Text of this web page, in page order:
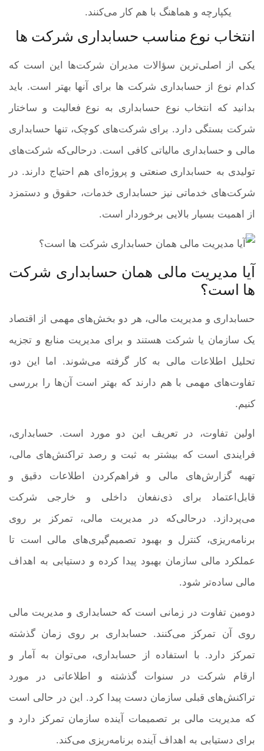
یکپارچه و هماهنگ با هم کار می‌کنند.
انتخاب نوع مناسب حسابداری شرکت ها
یکی از اصلی‌ترین سؤالات مدیران شرکت‌ها این است که
کدام نوع از حسابداری شرکت ها برای آنها بهتر است. باید
بدانید که انتخاب نوع حسابداری به نوع فعالیت و ساختار
شرکت بستگی دارد. برای شرکت‌های کوچک، تنها حسابداری
مالی و حسابداری مالیاتی کافی است. درحالی‌که شرکت‌های
تولیدی به حسابداری صنعتی و پروژه‌ای هم احتیاج دارند. در
شرکت‌های خدماتی نیز حسابداری خدمات، حقوق و دستمزد
از اهمیت بسیار بالایی برخوردار است.
آیا مدیریت مالی همان حسابداری شرکت
ها است؟
حسابداری و مدیریت مالی، هر دو بخش‌های مهمی از اقتصاد
یک سازمان یا شرکت هستند و برای مدیریت منابع و تجزیه
تحلیل اطلاعات مالی به کار گرفته می‌شوند. اما این دو،
تفاوت‌های مهمی با هم دارند که بهتر است آن‌ها را بررسی
کنیم.
اولین تفاوت، در تعریف این دو مورد است. حسابداری،
فرایندی است که بیشتر به ثبت و رصد تراکنش‌های مالی،
تهیه گزارش‌های مالی و فراهم‌کردن اطلاعات دقیق و
قابل‌اعتماد برای ذی‌نفعان داخلی و خارجی شرکت
می‌پردازد. درحالی‌که در مدیریت مالی، تمرکز بر روی
برنامه‌ریزی، کنترل و بهبود تصمیم‌گیری‌های مالی است تا
عملکرد مالی سازمان بهبود پیدا کرده و دستیابی به اهداف
مالی ساده‌تر شود.
دومین تفاوت در زمانی است که حسابداری و مدیریت مالی
روی آن تمرکز می‌کنند. حسابداری بر روی زمان گذشته
تمرکز دارد. با استفاده از حسابداری، می‌توان به آمار و
ارقام شرکت در سنوات گذشته و اطلاعاتی در مورد
تراکنش‌های قبلی سازمان دست پیدا کرد. این در حالی است
که مدیریت مالی بر تصمیمات آینده سازمان تمرکز دارد و
برای دستیابی به اهداف آینده برنامه‌ریزی می‌کند.